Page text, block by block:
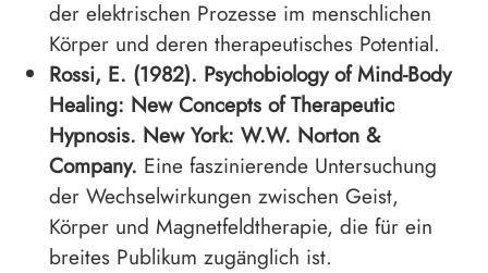
der elektrischen Prozesse im menschlichen
Körper und deren therapeutisches Potential.
Rossi, E. (1982). Psychobiology of Mind-Body
Healing: New Concepts of Therapeutic
Hypnosis. New York: W.W. Norton &
Company. Eine faszinierende Untersuchung
der Wechselwirkungen zwischen Geist,
Körper und Magnetfeldtherapie, die für ein
breites Publikum zugänglich ist.